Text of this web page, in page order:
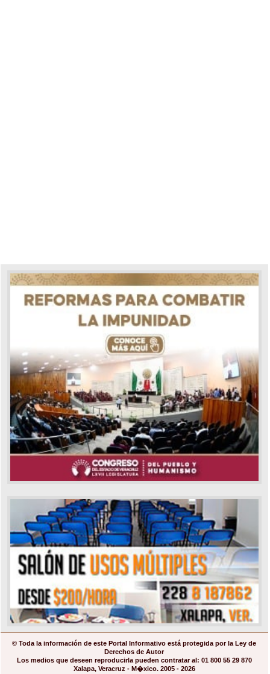
© Toda la información de este Portal Informativo está protegida por la Ley de
Derechos de Autor
Los medios que deseen reproducirla pueden contratar al: 01 800 55 29 870
Xalapa, Veracruz - M�xico. 2005 - 2026